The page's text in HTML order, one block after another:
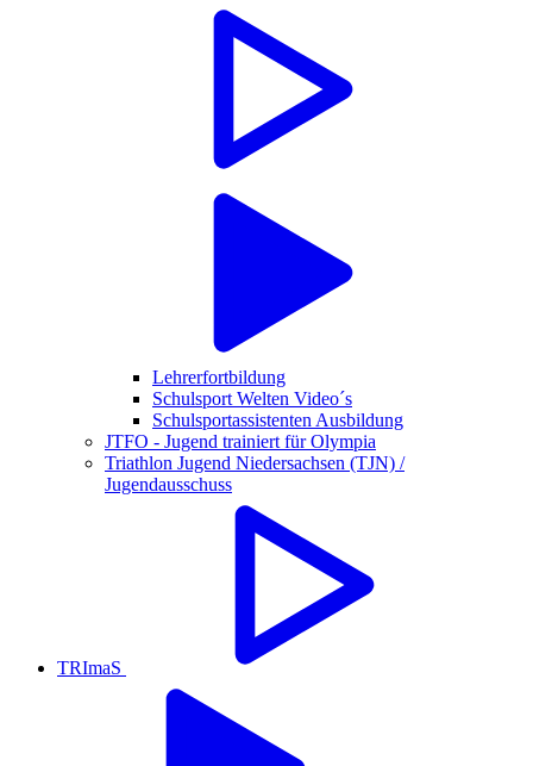
Lehrerfortbildung
Schulsport Welten Video´s
Schulsportassistenten Ausbildung
JTFO - Jugend trainiert für Olympia
Triathlon Jugend Niedersachsen (TJN) /
Jugendausschuss
TRImaS